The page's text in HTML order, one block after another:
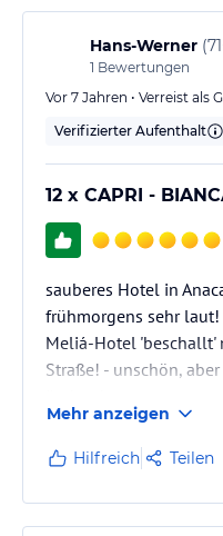
fing das Drama schon
Alle drei Mitarbeiter,
saßen vor der Türe
Ich…
Hans-Werner (
1 Bewertungen
Vor 7 Jahren • Verreist als
Verifizierter Aufenthalt
12 x CAPRI -
sauberes Hotel in
frühmorgens sehr laut!
Meliá-Hotel 'beschallt'
Straße! - unschön,
Mehr anzeigen
Hilfreich Teilen